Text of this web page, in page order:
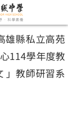
雄縣私立高苑
114學年度教
」教師研習系